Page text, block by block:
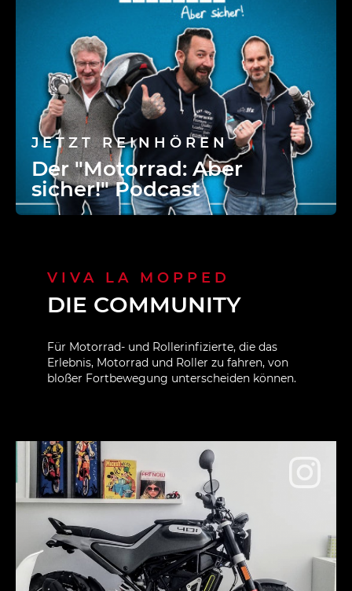
JETZT REINHÖREN
Der "Motorrad: Aber
sicher!" Podcast
VIVA LA MOPPED
DIE COMMUNITY
Für Motorrad- und Rollerinfizierte, die das
Erlebnis, Motorrad und Roller zu fahren, von
bloßer Fortbewegung unterscheiden können.